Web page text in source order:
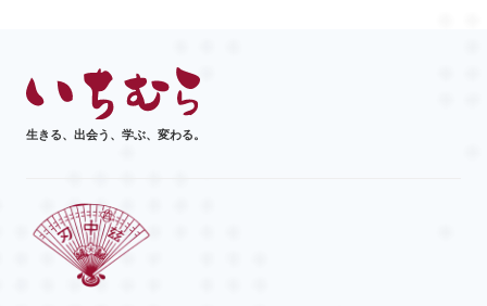
生きる、出会う、学ぶ、変わる。